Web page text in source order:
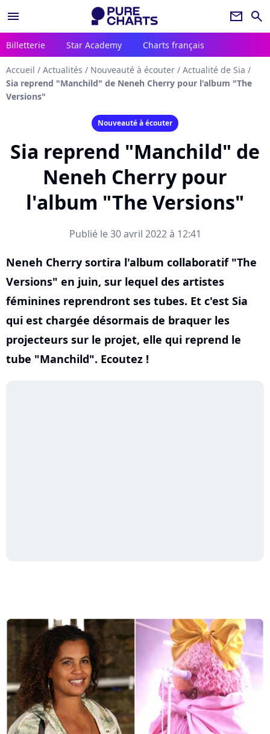
menu newsletter search
Billetterie Star Academy Charts français
Accueil / Actualités / Nouveauté à écouter / Actualité de Sia /
Sia reprend "Manchild" de Neneh Cherry pour l'album "The
Versions"
Nouveauté à écouter
Sia reprend "Manchild" de
Neneh Cherry pour
l'album "The Versions"
Publié le 30 avril 2022 à 12:41
Neneh Cherry sortira l'album collaboratif "The
Versions" en juin, sur lequel des artistes
féminines reprendront ses tubes. Et c'est Sia
qui est chargée désormais de braquer les
projecteurs sur le projet, elle qui reprend le
tube "Manchild". Ecoutez !